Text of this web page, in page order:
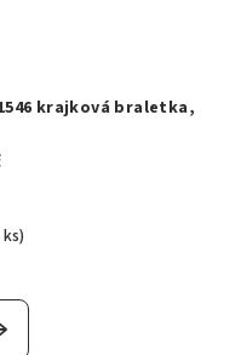
krajková braletka,